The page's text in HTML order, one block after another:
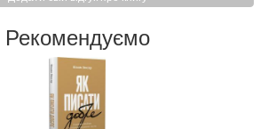
Рекомендуємо